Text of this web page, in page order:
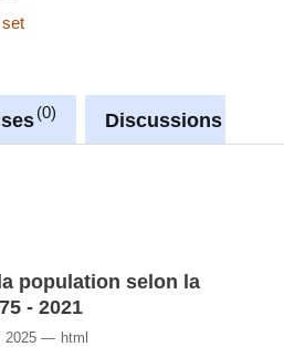
0 Discussions
population selon la
- 2021
2025 html